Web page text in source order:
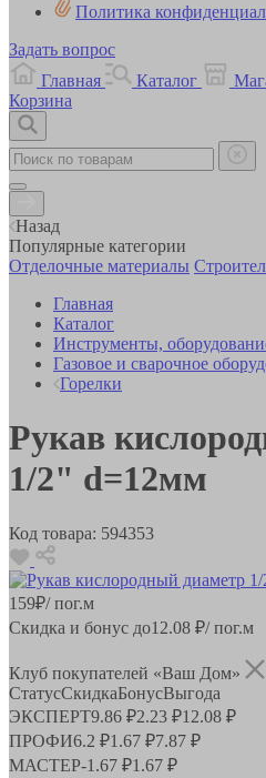
Политика
Задать вопрос
Главная
Каталог
Корзина
Назад
Популярные категории
Отделочные материалы
Главная
Каталог
Инструменты,
Газовое и сварочное
Горелки
Рукав
1/2" d=12мм
Код товара: 594353
159₽/ пог.м
Скидка и бонус до12.08 ₽/ пог.м
Клуб покупателей «Ваш Дом»
СтатусСкидкаБонусВыгода
ЭКСПЕРТ9.86 ₽2.23 ₽12.08 ₽
ПРОФИ6.2 ₽1.67 ₽7.87 ₽
МАСТЕР-1.67 ₽1.67 ₽